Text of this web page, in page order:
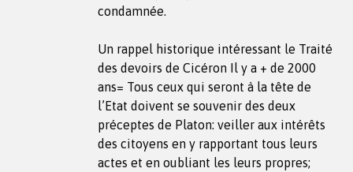
condamnée.
Un rappel historique intéressant le Traité
des devoirs de Cicéron Il y a + de 2000
ans= Tous ceux qui seront à la tête de
l’Etat doivent se souvenir des deux
préceptes de Platon: veiller aux intérêts
des citoyens en y rapportant tous leurs
actes et en oubliant les leurs propres;